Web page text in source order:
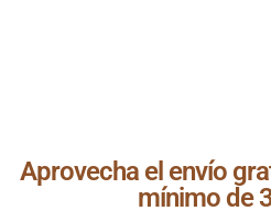
Aprovecha el envío
mínimo de